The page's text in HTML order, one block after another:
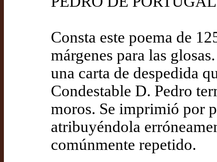
Consta este poema de
márgenes para las
una carta de despedida
Condestable D. Pedro
moros. Se imprimió por
atribuyéndola
comúnmente repetido.